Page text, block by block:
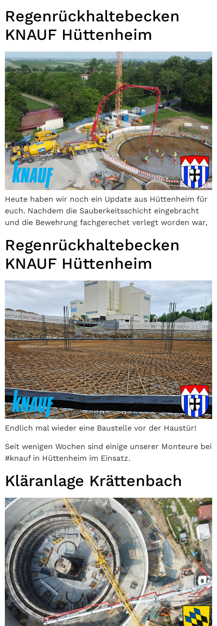
Regenrückhaltebecken
KNAUF Hüttenheim
Heute haben wir noch ein Update aus Hüttenheim für
euch. Nachdem die Sauberkeitsschicht eingebracht
und die Bewehrung fachgerechet verlegt worden war,
Regenrückhaltebecken
KNAUF Hüttenheim
Endlich mal wieder eine Baustelle vor der Haustür!
Seit wenigen Wochen sind einige unserer Monteure bei
#knauf in Hüttenheim im Einsatz.
Kläranlage Krättenbach